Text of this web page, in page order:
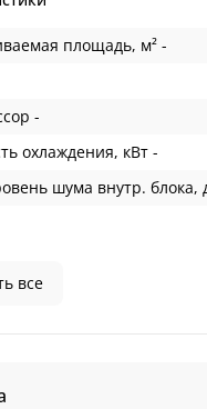
площадь, м² -
-
охлаждения, кВт -
шума внутр. блока,
все